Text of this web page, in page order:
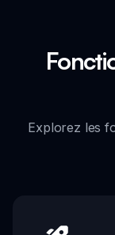
Explorez les